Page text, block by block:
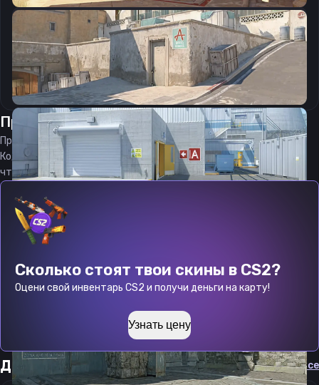
CSGO-D7JYc-fwCWJ-wThKn-ReFfT-478WB
Скопировать
ПрицелЗипексот 06.08.2026
Прицел Xyp9x является актуальным на
06.08.2026
Код прицела
CS 2 стараемся еженедельно обновлять,
чтобы вы могли играть с актуальными настройками игрока.
Сколько стоят твои скины в CS2?
Оцени свой инвентарь CS2 и получи деньги на карту!
Узнать цену
Другие прицелы Cмотреть все